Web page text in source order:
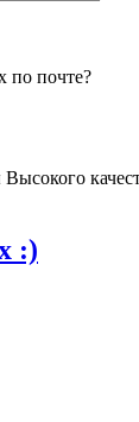
по почте?
:)